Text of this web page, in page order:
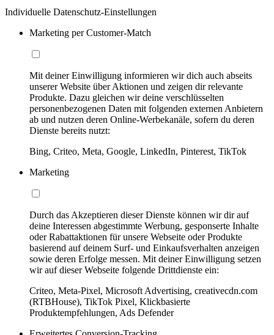
Individuelle Datenschutz-Einstellungen
Marketing per Customer-Match
Mit deiner Einwilligung informieren wir dich auch abseits
unserer Website über Aktionen und zeigen dir relevante
Produkte. Dazu gleichen wir deine verschlüsselten
personenbezogenen Daten mit folgenden externen Anbietern
ab und nutzen deren Online-Werbekanäle, sofern du deren
Dienste bereits nutzt:
Bing, Criteo, Meta, Google, LinkedIn, Pinterest, TikTok
Marketing
Durch das Akzeptieren dieser Dienste können wir dir auf
deine Interessen abgestimmte Werbung, gesponserte Inhalte
oder Rabattaktionen für unsere Webseite oder Produkte
basierend auf deinem Surf- und Einkaufsverhalten anzeigen
sowie deren Erfolge messen. Mit deiner Einwilligung setzen
wir auf dieser Webseite folgende Drittdienste ein:
Criteo, Meta-Pixel, Microsoft Advertising, creativecdn.com
(RTBHouse), TikTok Pixel, Klickbasierte
Produktempfehlungen, Ads Defender